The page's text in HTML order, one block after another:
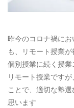
昨今のコロナ禍に
も、リモート授業
個別授業に続く授
リモート授業です
ことで、適切な塾
思います